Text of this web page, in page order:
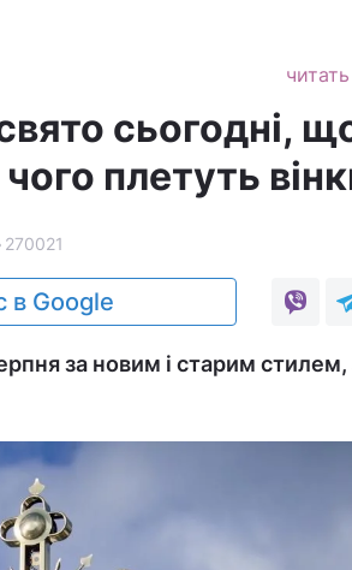
сьогодні,
плетуть
270021
в Google
за новим і старим